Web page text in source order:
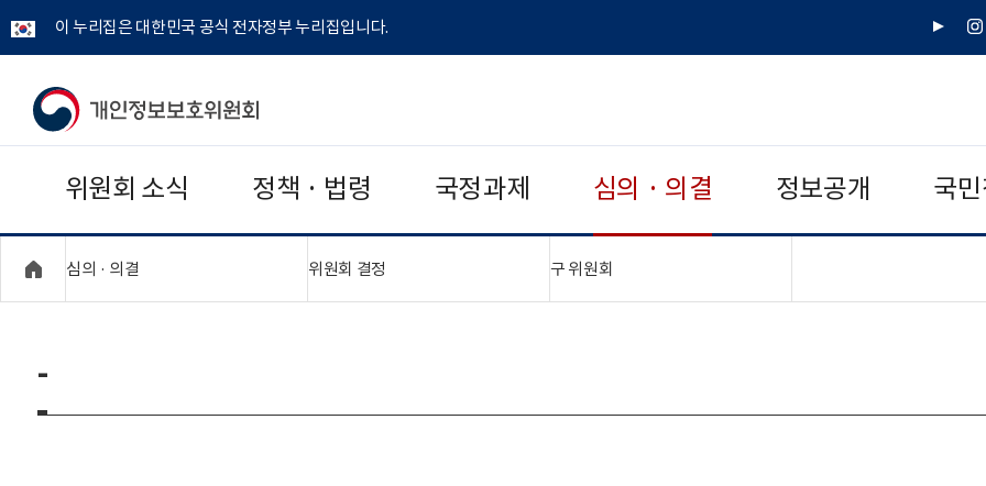
이 누리집은 대한민국 공식 전자정부 누리집입니다.
유
인
개
보
보
위
위원회 소식 정책 · 법령 국정과제 심의 · 의결 정보공개 국
심의 · 의결 위원회 결정 구 위원회
-